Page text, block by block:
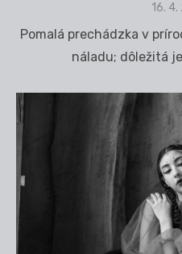
16.
Pomalá prechádzka v
náladu; dôležitá